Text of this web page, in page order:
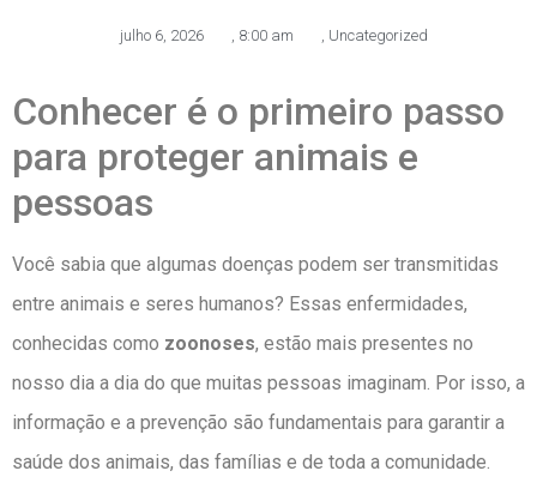
julho 6, 2026 , 8:00 am , Uncategorized
Conhecer é o primeiro passo
para proteger animais e
pessoas
Você sabia que algumas doenças podem ser transmitidas
entre animais e seres humanos? Essas enfermidades,
conhecidas como zoonoses, estão mais presentes no
nosso dia a dia do que muitas pessoas imaginam. Por isso, a
informação e a prevenção são fundamentais para garantir a
saúde dos animais, das famílias e de toda a comunidade.